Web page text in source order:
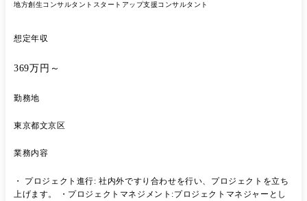
地方創生コンサルタント スタートアップ支援コンサルタント
想定年収
369万円～
勤務地
東京都文京区
業務内容
・ プロジェクト進行: 社内外ですり合わせを行い、プロジェクトを立ち
上げます。 ・プロジェクトマネジメント:プロジェクトマネジャーとし